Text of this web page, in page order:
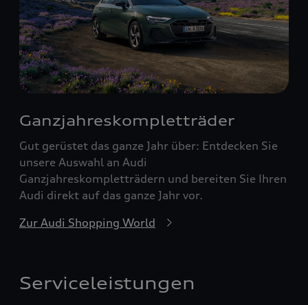
Ganzjahreskompletträder
Gut gerüstet das ganze Jahr über: Entdecken Sie
unsere Auswahl an Audi
Ganzjahreskompletträdern und bereiten Sie Ihren
Audi direkt auf das ganze Jahr vor.
Zur Audi Shopping World
Serviceleistungen